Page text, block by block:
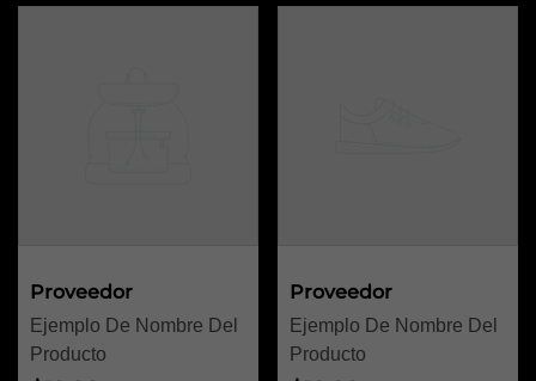
Proveedor:
Proveedor
Ejemplo De Nombre Del
Producto
Proveedor:
Proveedor
Ejemplo De Nombre Del
Producto